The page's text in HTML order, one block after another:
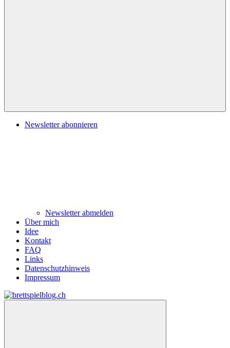
Newsletter abonnieren
Newsletter abmelden
Über mich
Idee
Kontakt
FAQ
Links
Datenschutzhinweis
Impressum
Zum
Inhalt